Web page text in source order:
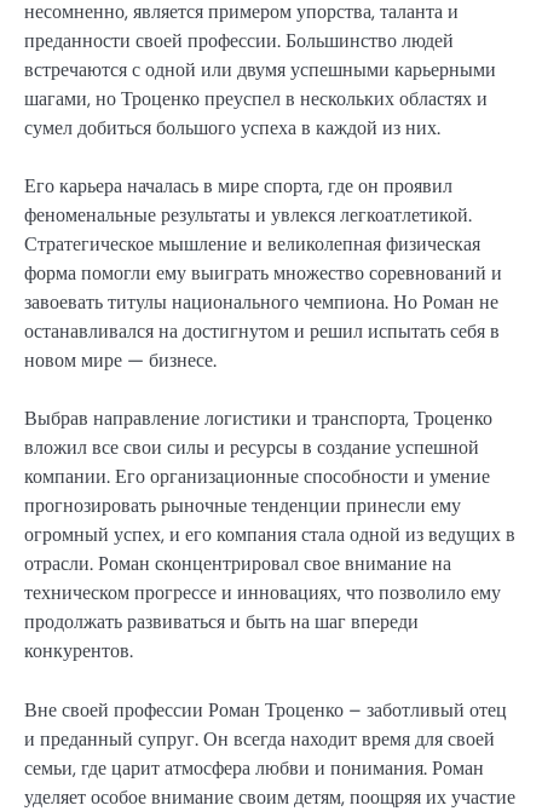
несомненно, является примером упорства, таланта и
преданности своей профессии. Большинство людей
встречаются с одной или двумя успешными карьерными
шагами, но Троценко преуспел в нескольких областях и
сумел добиться большого успеха в каждой из них.
Его карьера началась в мире спорта, где он проявил
феноменальные результаты и увлекся легкоатлетикой.
Стратегическое мышление и великолепная физическая
форма помогли ему выиграть множество соревнований и
завоевать титулы национального чемпиона. Но Роман не
останавливался на достигнутом и решил испытать себя в
новом мире — бизнесе.
Выбрав направление логистики и транспорта, Троценко
вложил все свои силы и ресурсы в создание успешной
компании. Его организационные способности и умение
прогнозировать рыночные тенденции принесли ему
огромный успех, и его компания стала одной из ведущих в
отрасли. Роман сконцентрировал свое внимание на
техническом прогрессе и инновациях, что позволило ему
продолжать развиваться и быть на шаг впереди
конкурентов.
Вне своей профессии Роман Троценко – заботливый отец
и преданный супруг. Он всегда находит время для своей
семьи, где царит атмосфера любви и понимания. Роман
уделяет особое внимание своим детям, поощряя их участие